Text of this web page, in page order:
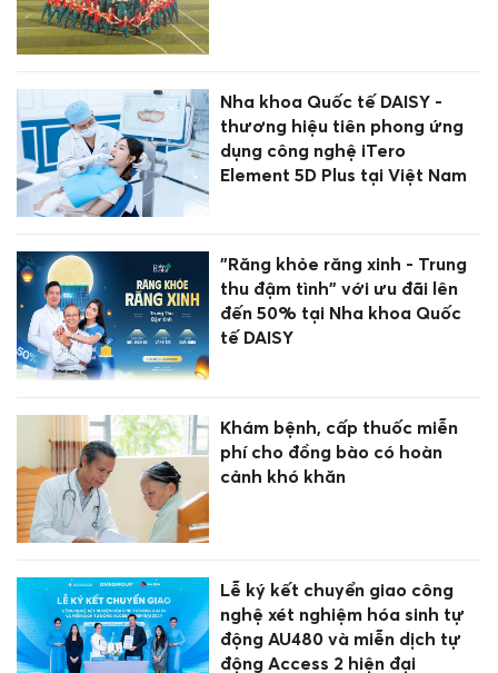
Nha khoa Quốc tế DAISY -
thương hiệu tiên phong ứng
dụng công nghệ iTero
Element 5D Plus tại Việt Nam
"Răng khỏe răng xinh - Trung
thu đậm tình" với ưu đãi lên
đến 50% tại Nha khoa Quốc
tế DAISY
Khám bệnh, cấp thuốc miễn
phí cho đồng bào có hoàn
cảnh khó khăn
Lễ ký kết chuyển giao công
nghệ xét nghiệm hóa sinh tự
động AU480 và miễn dịch tự
động Access 2 hiện đại